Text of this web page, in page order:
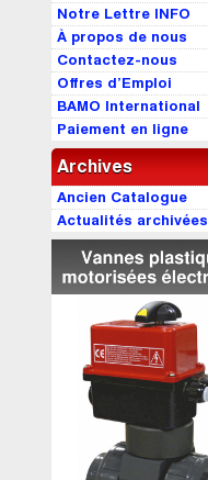
Notre Lettre INFO
À propos de nous
Contactez-nous
Offres d’Emploi
BAMO International
Paiement en ligne
Archives
Ancien Catalogue
Actualités archivées